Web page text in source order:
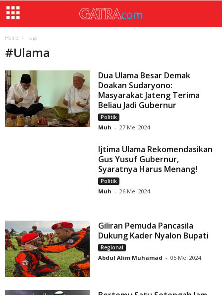
Home Tags
#Ulama
Dua Ulama Besar Demak
Doakan Sudaryono:
Masyarakat Jateng Terima
Beliau Jadi Gubernur
Politik
Muh - 27 Mei 2024
Ijtima Ulama Rekomendasikan
Gus Yusuf Gubernur,
Syaratnya Harus Menang!
Politik
Muh - 26 Mei 2024
Giliran Pemuda Pancasila
Dukung Kader Nyalon Bupati
Regional
Abdul Alim Muhamad - 05 Mei 2024